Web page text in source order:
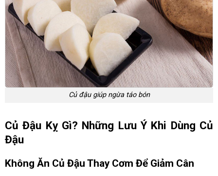
Củ đậu giúp ngừa táo bón
Củ Đậu Kỵ Gì? Những Lưu Ý Khi Dùng Củ
Đậu
Không Ăn Củ Đậu Thay Cơm Để Giảm Cân